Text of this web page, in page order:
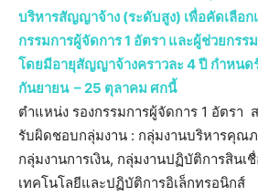
บริหารสัญญาจ้าง (ระดับสูง) เพื่อคัดเลือก
กรรมการผู้จัดการ 1 อัตรา และผู้ช่วยกรร
โดยมีอายุสัญญาจ้างคราวละ 4 ปี กำหน
กันยายน – 25 ตุลาคม ศกนี้
ตำแหน่ง รองกรรมการผู้จัดการ 1 อัตรา
รับผิดชอบกลุ่มงาน : กลุ่มงานบริหารคุณ
กลุ่มงานการเงิน, กลุ่มงานปฏิบัติการสินเ
เทคโนโลยีและปฏิบัติการอิเล็กทรอนิกส์